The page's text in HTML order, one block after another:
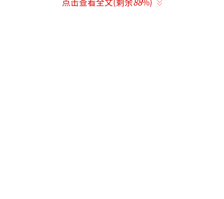
艺术竞演应运而生,赛事覆盖全国11个赛区共21